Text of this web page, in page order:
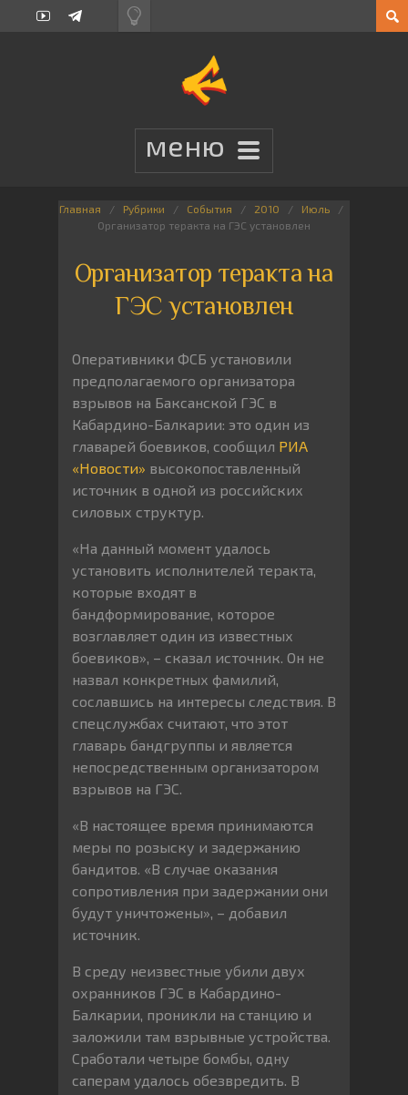
Главная Рубрики События 2010
Июль
Организатор теракта на ГЭС установлен
Организатор теракта на
ГЭС установлен
Оперативники ФСБ установили
предполагаемого организатора
взрывов на Баксанской ГЭС в
Кабардино-Балкарии: это один из
главарей боевиков, сообщил РИА
«Новости» высокопоставленный
источник в одной из российских
силовых структур.
«На данный момент удалось
установить исполнителей теракта,
которые входят в
бандформирование, которое
возглавляет один из известных
боевиков», – сказал источник. Он не
назвал конкретных фамилий,
сославшись на интересы следствия. В
спецслужбах считают, что этот
главарь бандгруппы и является
непосредственным организатором
взрывов на ГЭС.
«В настоящее время принимаются
меры по розыску и задержанию
бандитов. «В случае оказания
сопротивления при задержании они
будут уничтожены», – добавил
источник.
В среду неизвестные убили двух
охранников ГЭС в Кабардино-
Балкарии, проникли на станцию и
заложили там взрывные устройства.
Сработали четыре бомбы, одну
саперам удалось обезвредить. В